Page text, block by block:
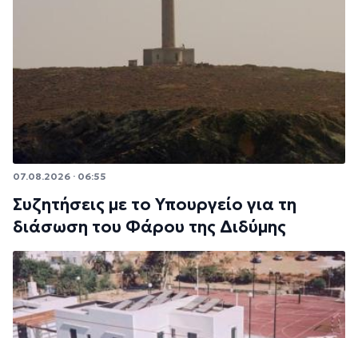
07.08.2026 · 06:55
Συζητήσεις με το Υπουργείο για τη
διάσωση του Φάρου της Διδύμης